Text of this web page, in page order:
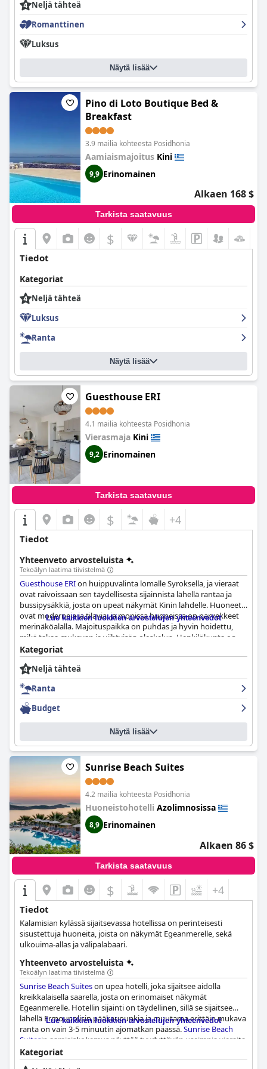
Neljä tähteä
Romanttinen
Luksus
Näytä lisää
Pino di Loto Boutique Bed &
Breakfast
3.9 mailia kohteesta Posidhonia
Aamiaismajoitus Kini
9,9 Erinomainen
Alkaen 168 $
Tarkista saatavuus
$
Tiedot
Kategoriat
Neljä tähteä
Luksus
Ranta
Näytä lisää
Guesthouse ERI
4.1 mailia kohteesta Posidhonia
Vierasmaja Kini
9,2 Erinomainen
Tarkista saatavuus
$ +4
Tiedot
Yhteenveto arvosteluista
Tekoälyn laatima tiivistelmä
Guesthouse ERIon huippuvalinta lomalle Syroksella, ja vieraat
ovat raivoissaan sen täydellisestä sijainnista lähellä rantaa ja
bussipysäkkiä, josta on upeat näkymät Kinin lahdelle. Huoneet
ovat moderneja ja tilavia, ja monissa huoneissa on parvekkeet
merinäköalalla. Majoituspaikka on puhdas ja hyvin hoidettu,
mikä takaa mukavan ja viihtyisän oleskelun. Henkilökunta on
lämmintä ja ystävällistä ja tarjoaa poikkeuksellista
vieraanvaraisuutta ja tekee kaikkensa, jotta vieraat viihtyisivät.
Rannalle pääsee helposti, ja se on yksi Syroksen kauneimmista.
jättävät heille nuorentuneen ja hyvin levänneen olon. Kaiken
kaikkiaan
vieraille virkistävän ja lohdullisen pakopaikan ja heijastaa
kreikkalaisen vieraanvaraisuuden todellista olemusta.
Lue kaikkien luokkien arvostelujen yhteenvedot
Kategoriat
Neljä tähteä
Ranta
Budget
Näytä lisää
Sunrise Beach Suites
4.2 mailia kohteesta Posidhonia
Huoneistohotelli Azolimnosissa
8,9 Erinomainen
Alkaen 86 $
Tarkista saatavuus
$ +4
Tiedot
Kalamisian kylässä sijaitsevassa hotellissa on perinteisesti
sisustettuja huoneita, joista on näkymät Egeanmerelle, sekä
ulkouima-allas ja välipalabaari.
Yhteenveto arvosteluista
Tekoälyn laatima tiivistelmä
Sunrise Beach Suiteson upea hotelli, joka sijaitsee aidolla
kreikkalaisella saarella, josta on erinomaiset näkymät
Egeanmerelle. Hotellin sijainti on täydellinen, sillä se sijaitsee
lähellä Ermoupolisin pääkaupunkia ja muutama erittäin mukava
ranta on vain 3-5 minuutin ajomatkan päässä.Sunrise Beach
Suitesin aamiaiskokemus näyttää tyydyttävän useimpia vieraita
runsaalla ja erinomaisen laadukkaalla buffetilla, joka tarjoaa
suuren valikoiman vaihtoehtoja kaikille.Sunrise Beach Suites
Lue kaikkien luokkien arvostelujen yhteenvedot
Kategoriat